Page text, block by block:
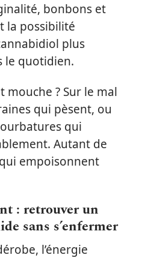
bonbons et
la possibilité
plus
le quotidien.
mouche ? Sur le mal
qui pèsent, ou
qui
Autant de
empoisonnent
: retrouver un
sans s’enfermer
l’énergie